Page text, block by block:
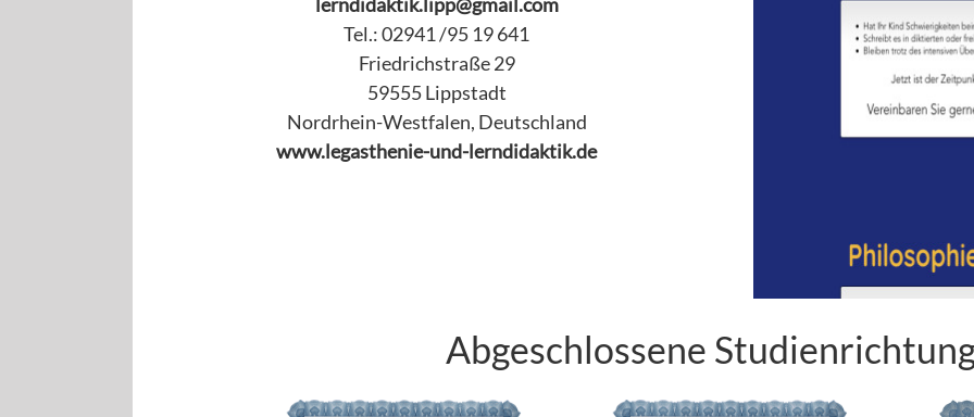
Tel.: 02941 /95 19 641
Friedrichstraße 29
59555 Lippstadt
Nordrhein-Westfalen, Deutschland
www.legasthenie-und-lerndidaktik.de
Abgeschlossene